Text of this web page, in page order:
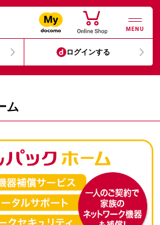
MENU
ログインする
ム